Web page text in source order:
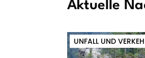
Aktuelle
UNFALL UND